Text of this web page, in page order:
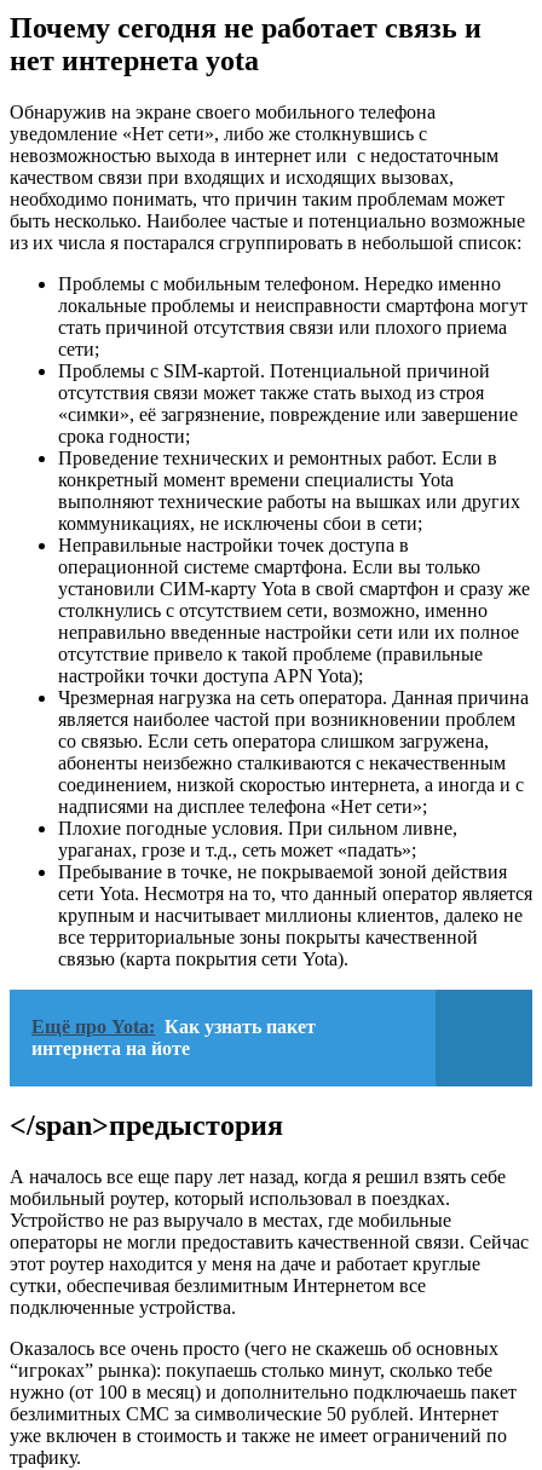
Почему сегодня не работает связь и
нет интернета yota
Обнаружив на экране своего мобильного телефона
уведомление «Нет сети», либо же столкнувшись с
невозможностью выхода в интернет или с недостаточным
качеством связи при входящих и исходящих вызовах,
необходимо понимать, что причин таким проблемам может
быть несколько. Наиболее частые и потенциально возможные
из их числа я постарался сгруппировать в небольшой список:
Проблемы с мобильным телефоном. Нередко именно
локальные проблемы и неисправности смартфона могут
стать причиной отсутствия связи или плохого приема
сети;
Проблемы с SIM-картой. Потенциальной причиной
отсутствия связи может также стать выход из строя
«симки», её загрязнение, повреждение или завершение
срока годности;
Проведение технических и ремонтных работ. Если в
конкретный момент времени специалисты Yota
выполняют технические работы на вышках или других
коммуникациях, не исключены сбои в сети;
Неправильные настройки точек доступа в
операционной системе смартфона. Если вы только
установили СИМ-карту Yota в свой смартфон и сразу же
столкнулись с отсутствием сети, возможно, именно
неправильно введенные настройки сети или их полное
отсутствие привело к такой проблеме (правильные
настройки точки доступа APN Yota);
Чрезмерная нагрузка на сеть оператора. Данная причина
является наиболее частой при возникновении проблем
со связью. Если сеть оператора слишком загружена,
абоненты неизбежно сталкиваются с некачественным
соединением, низкой скоростью интернета, а иногда и с
надписями на дисплее телефона «Нет сети»;
Плохие погодные условия. При сильном ливне,
ураганах, грозе и т.д., сеть может «падать»;
Пребывание в точке, не покрываемой зоной действия
сети Yota. Несмотря на то, что данный оператор является
крупным и насчитывает миллионы клиентов, далеко не
все территориальные зоны покрыты качественной
связью (карта покрытия сети Yota).
Ещё про Yota: Как узнать пакет
интернета на йоте
</span>предыстория
А началось все еще пару лет назад, когда я решил взять себе
мобильный роутер, который использовал в поездках.
Устройство не раз выручало в местах, где мобильные
операторы не могли предоставить качественной связи. Сейчас
этот роутер находится у меня на даче и работает круглые
сутки, обеспечивая безлимитным Интернетом все
подключенные устройства.
Оказалось все очень просто (чего не скажешь об основных
“игроках” рынка): покупаешь столько минут, сколько тебе
нужно (от 100 в месяц) и дополнительно подключаешь пакет
безлимитных СМС за символические 50 рублей. Интернет
уже включен в стоимость и также не имеет ограничений по
трафику.